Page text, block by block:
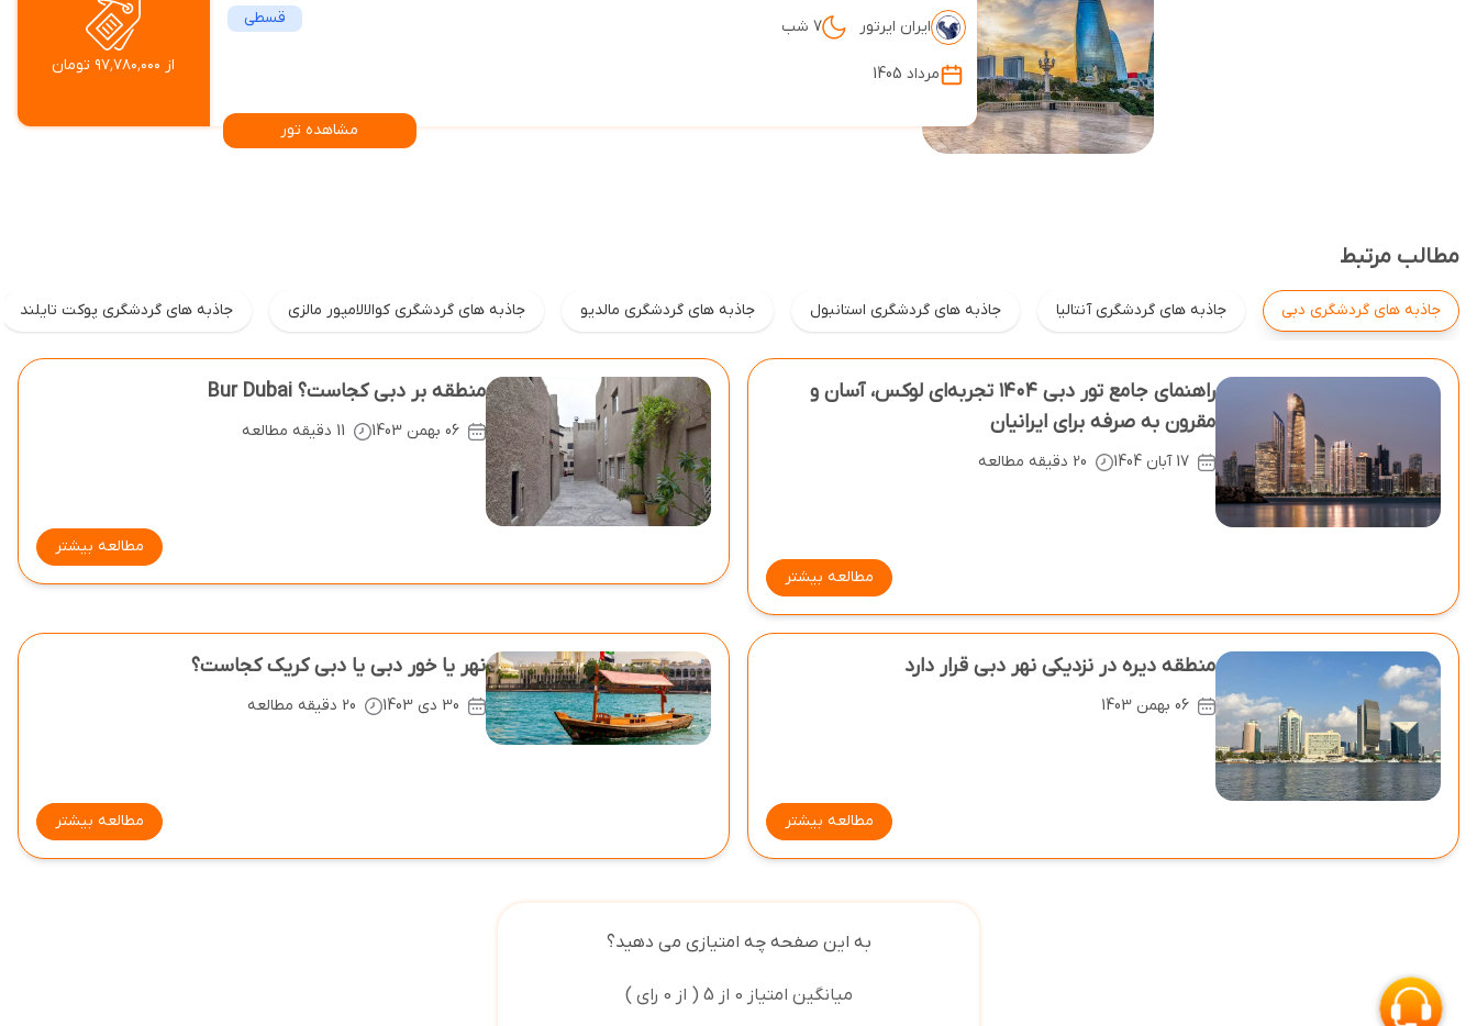
ایران ایرتور 7 شب قسطی
مرداد 1405
مشاهده تور
از ۹۷٬۷۸۰٬۰۰۰ تومان
مطالب مرتبط
جاذبه های گردشگری دبی جاذبه های گردشگری آنتالیا جاذبه های گردشگری استانبول جاذبه های گردشگری مالدیو جاذبه های گردشگری کوالالامپور مالزی جاذبه های گردشگری پوکت تایلند
راهنمای جامع تور دبی ۱۴۰۴ تجربه‌ای لوکس، آسان و
مقرون ‌به‌ صرفه برای ایرانیان
17 آبان 1404 20 دقیقه مطالعه
مطالعه بیشتر
منطقه بر دبی کجاست؟ Bur Dubai
06 بهمن 1403 11 دقیقه مطالعه
مطالعه بیشتر
منطقه دیره در نزدیکی نهر دبی قرار دارد
06 بهمن 1403
مطالعه بیشتر
نهر یا خور دبی یا دبی کریک کجاست؟
30 دی 1403 20 دقیقه مطالعه
مطالعه بیشتر
به این صفحه چه امتیازی می دهید؟
میانگین امتیاز 0 از 5 ( از 0 رای )